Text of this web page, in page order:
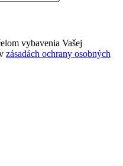
vybavenia Vašej
zásadách ochrany osobných